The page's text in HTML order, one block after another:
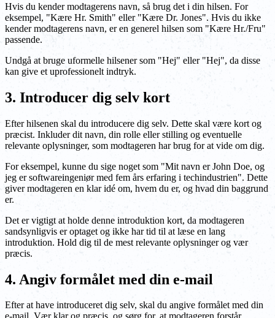
Hvis du kender modtagerens navn, så brug det i din hilsen. For
eksempel, "Kære Hr. Smith" eller "Kære Dr. Jones". Hvis du ikke
kender modtagerens navn, er en generel hilsen som "Kære Hr./Fru"
passende.
Undgå at bruge uformelle hilsener som "Hej" eller "Hej", da disse
kan give et uprofessionelt indtryk.
3. Introducer dig selv kort
Efter hilsenen skal du introducere dig selv. Dette skal være kort og
præcist. Inkluder dit navn, din rolle eller stilling og eventuelle
relevante oplysninger, som modtageren har brug for at vide om dig.
For eksempel, kunne du sige noget som "Mit navn er John Doe, og
jeg er softwareingeniør med fem års erfaring i techindustrien". Dette
giver modtageren en klar idé om, hvem du er, og hvad din baggrund
er.
Det er vigtigt at holde denne introduktion kort, da modtageren
sandsynligvis er optaget og ikke har tid til at læse en lang
introduktion. Hold dig til de mest relevante oplysninger og vær
præcis.
4. Angiv formålet med din e-mail
Efter at have introduceret dig selv, skal du angive formålet med din